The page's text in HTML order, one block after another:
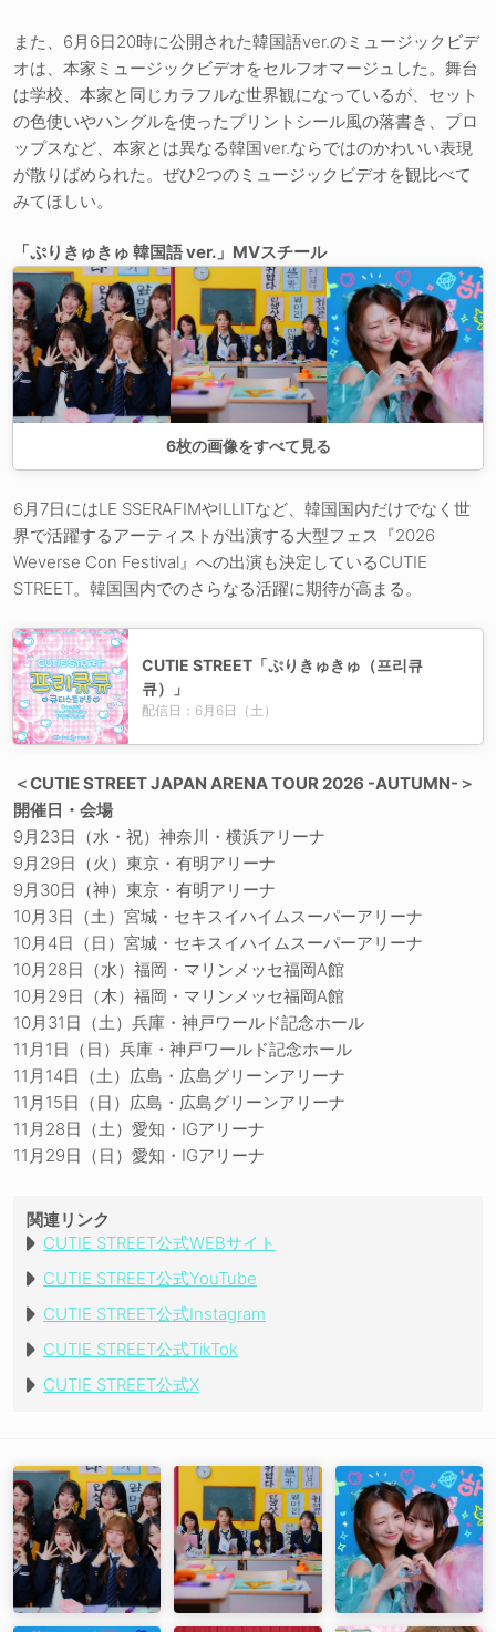
また、6月6日20時に公開された韓国語ver.のミュージックビデ
オは、本家ミュージックビデオをセルフオマージュした。舞台
は学校、本家と同じカラフルな世界観になっているが、セット
の色使いやハングルを使ったプリントシール風の落書き、プロ
ップスなど、本家とは異なる韓国ver.ならではのかわいい表現
が散りばめられた。ぜひ2つのミュージックビデオを観比べて
みてほしい。
「ぷりきゅきゅ 韓国語 ver.」MVスチール
6枚の画像をすべて見る
6月7日にはLE SSERAFIMやILLITなど、韓国国内だけでなく世
界で活躍するアーティストが出演する大型フェス『2026
Weverse Con Festival』への出演も決定しているCUTIE
STREET。韓国国内でのさらなる活躍に期待が高まる。
CUTIE STREET「ぷりきゅきゅ（프리큐
큐）」
配信日：6月6日（土）
＜CUTIE STREET JAPAN ARENA TOUR 2026 -AUTUMN-＞
開催日・会場
9月23日（水・祝）神奈川・横浜アリーナ
9月29日（火）東京・有明アリーナ
9月30日（神）東京・有明アリーナ
10月3日（土）宮城・セキスイハイムスーパーアリーナ
10月4日（日）宮城・セキスイハイムスーパーアリーナ
10月28日（水）福岡・マリンメッセ福岡A館
10月29日（木）福岡・マリンメッセ福岡A館
10月31日（土）兵庫・神戸ワールド記念ホール
11月1日（日）兵庫・神戸ワールド記念ホール
11月14日（土）広島・広島グリーンアリーナ
11月15日（日）広島・広島グリーンアリーナ
11月28日（土）愛知・IGアリーナ
11月29日（日）愛知・IGアリーナ
関連リンク
CUTIE STREET公式WEBサイト
CUTIE STREET公式YouTube
CUTIE STREET公式Instagram
CUTIE STREET公式TikTok
CUTIE STREET公式X